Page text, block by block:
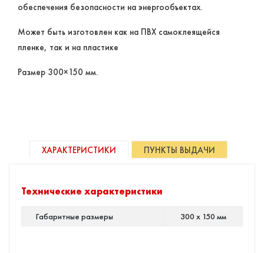
обеспечения безопасности на энергообъектах.
Может быть изготовлен как на ПВХ самоклеящейся
пленке, так и на пластике
Размер 300×150 мм.
ХАРАКТЕРИСТИКИ ПУНКТЫ ВЫДАЧИ
Технические характеристики
Габаритные размеры 300 х 150 мм